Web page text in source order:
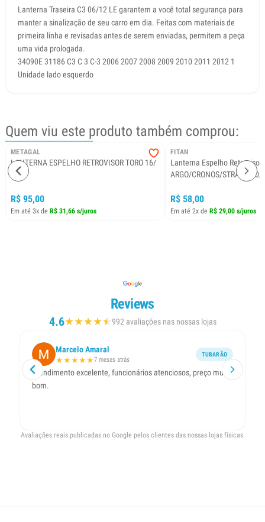
Lanterna Traseira C3 06/12 LE garantem a você total segurança para
manter a sinalização de seu carro em dia. Feitas com materiais de
primeira linha e revisadas antes de serem enviadas, permitem a peça
uma vida prologada.
34090E 31186 C3 C 3 C-3 2006 2007 2008 2009 2010 2011 2012 1
Unidade lado esquerdo
Quem viu este produto também comprou:
METAGAL
LANTERNA ESPELHO RETROVISOR TORO 16/
LD
R$ 95,00
Em até 3x de R$ 31,66 s/juros
FITAN
Lanterna Espelho Retrovisor
ARGO/CRONOS/STRADA 20/
R$ 58,00
Em até 2x de R$ 29,00 s/juros
Reviews
4.6★★★★★
★992 avaliações nas nossas lojas
Marcelo Amaral
★★★★★7 meses atrás
TUBARÃO
Atendimento excelente, funcionários atenciosos, preço muito
bom.
Avaliações reais publicadas no Google pelos clientes das nossas lojas físicas.